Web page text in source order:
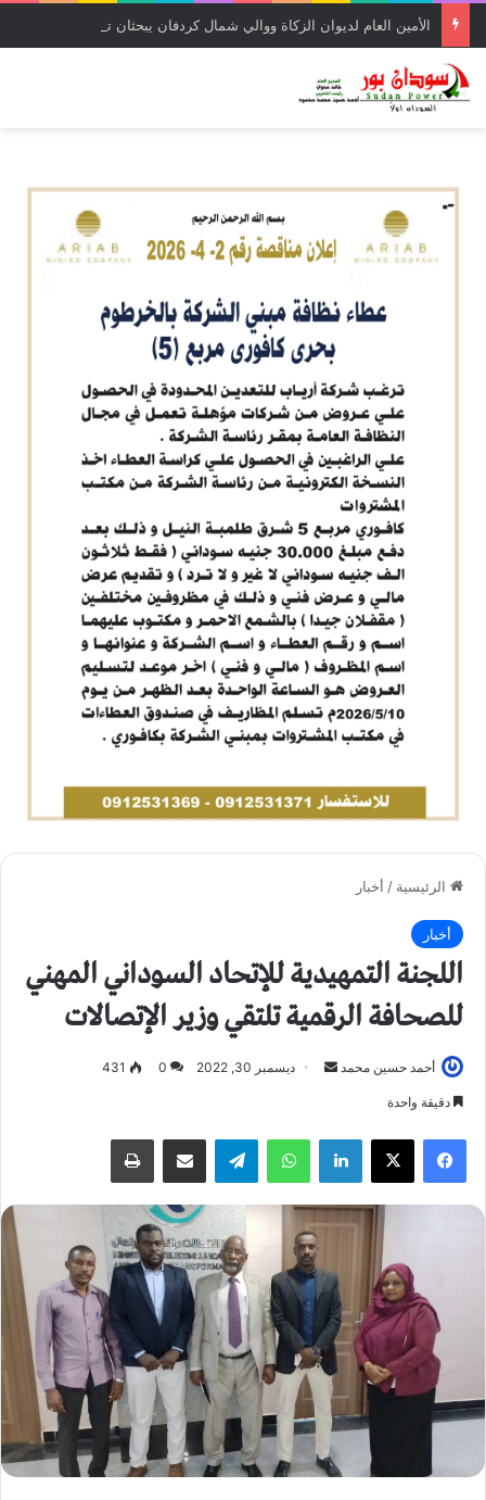
الرئيسية / أخبار
أخبار
اللجنة التمهيدية للإتحاد السوداني المهني
للصحافة الرقمية تلتقي وزير الإتصالات
أحمد حسين محمد
ل
ي
د
ا
ل
ك
ن
ديسمبر 30, 2022 0
431
دقيقة واحدة
فيسبوك لينكدإن واتساب